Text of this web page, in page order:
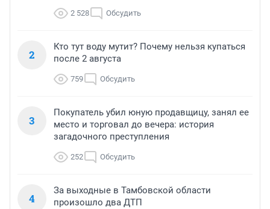
2 528 Обсудить
2
Кто тут воду мутит? Почему нельзя купаться
после 2 августа
759 Обсудить
3
Покупатель убил юную продавщицу, занял ее
место и торговал до вечера: история
загадочного преступления
252 Обсудить
4
За выходные в Тамбовской области
произошло два ДТП